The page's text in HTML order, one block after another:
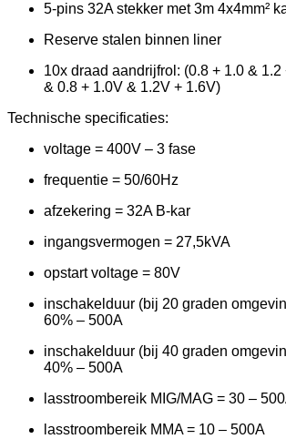
5-pins 32A stekker met 3m 4x4mm²
Reserve stalen binnen liner
10x draad aandrijfrol: (0.8 + 1.0 & 1.2
& 0.8 + 1.0V & 1.2V + 1.6V)
Technische specificaties:
voltage = 400V – 3 fase
frequentie = 50/60Hz
afzekering = 32A B-kar
ingangsvermogen = 27,5kVA
opstart voltage = 80V
inschakelduur (bij 20 graden
60% – 500A
inschakelduur (bij 40 graden
40% – 500A
lasstroombereik MIG/MAG = 30 –
lasstroombereik MMA = 10 – 500A